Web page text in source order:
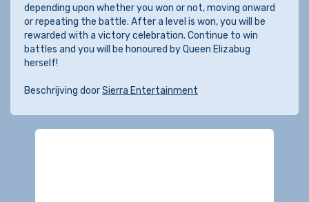
depending upon whether you won or not, moving onward
or repeating the battle. After a level is won, you will be
rewarded with a victory celebration. Continue to win
battles and you will be honoured by Queen Elizabug
herself!
Beschrijving doorSierra Entertainment